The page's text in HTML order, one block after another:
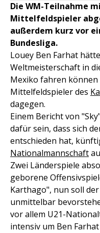
Die WM-Teilnahme
Mittelfeldspieler
außerdem kurz vor
Bundesliga.
Louey Ben Farhat
Weltmeisterschaft in
Mexiko fahren können
Mittelfeldspieler des
dagegen.
Einem Bericht von
dafür sein, dass sich
entschieden hat,
Nationalmannschaft
Zwei Länderspiele
geborene
Karthago", nun soll
unmittelbar
vor allem U21-
intensiv um Ben